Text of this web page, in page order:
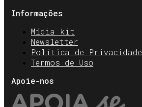
Informações
Mídia kit
Newsletter
Política de Privacidade
Termos de Uso
Apoie-nos